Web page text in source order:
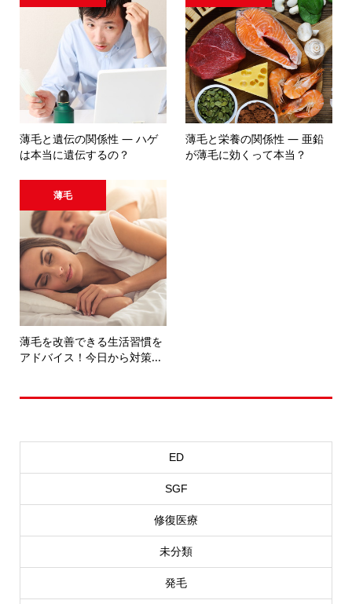
薄毛と遺伝の関係性 ― ハゲ
は本当に遺伝するの？
薄毛と栄養の関係性 ― 亜鉛
が薄毛に効くって本当？
薄毛
薄毛を改善できる生活習慣を
アドバイス！今日から対策...
ED
SGF
修復医療
未分類
発毛